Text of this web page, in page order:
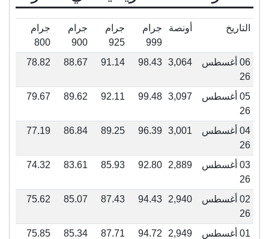
التاريخ أونصة
جرام
999
جرام
925
جرام
900
جرام
800
06 أغسطس
26
3,064
98.43
91.14
88.67
78.82
05 أغسطس
26
3,097
99.48
92.11
89.62
79.67
04 أغسطس
26
3,001
96.39
89.25
86.84
77.19
03 أغسطس
26
2,889
92.80
85.93
83.61
74.32
02 أغسطس
26
2,940
94.43
87.43
85.07
75.62
01 أغسطس
2,949
94.72
87.71
85.34
75.85